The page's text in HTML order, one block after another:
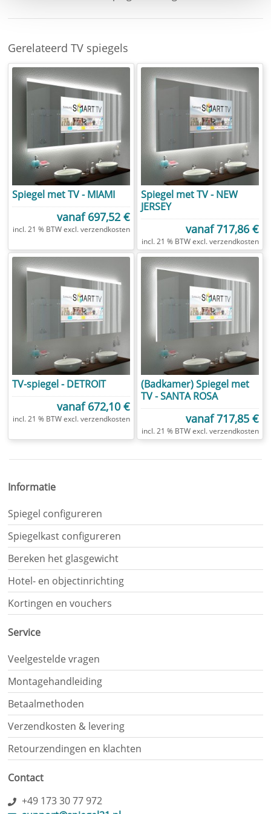
Je
gelezen:
Spiegel
met
televisie
Bolnuevo
Gerelateerd TV spiegels
Spiegel met TV - MIAMI
vanaf697,52 €
incl. 21 % BTW excl.verzendkosten
Spiegel met TV - NEW
JERSEY
vanaf717,86 €
incl. 21 % BTW excl.verzendkosten
TV-spiegel - DETROIT
vanaf672,10 €
incl. 21 % BTW excl.verzendkosten
(Badkamer) Spiegel met
TV - SANTA ROSA
vanaf717,85 €
incl. 21 % BTW excl.verzendkosten
Informatie
Spiegel configureren
Spiegelkast configureren
Bereken het glasgewicht
Hotel- en objectinrichting
Kortingen en vouchers
Service
Veelgestelde vragen
Montagehandleiding
Betaalmethoden
Verzendkosten & levering
Retourzendingen en klachten
Contact
+49 173 30 77 972